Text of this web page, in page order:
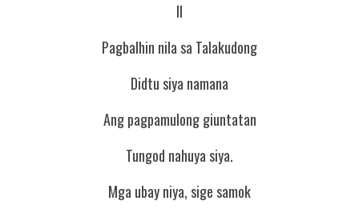
II
Pagbalhin nila sa Talakudong
Didtu siya namana
Ang pagpamulong giuntatan
Tungod nahuya siya.
Mga ubay niya, sige samok